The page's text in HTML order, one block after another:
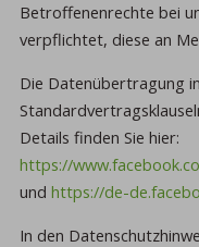
Betroffenenrechte bei
verpflichtet, diese an
Die Datenübertragung
Details finden Sie hier:
https://
undhttps://de-
In den